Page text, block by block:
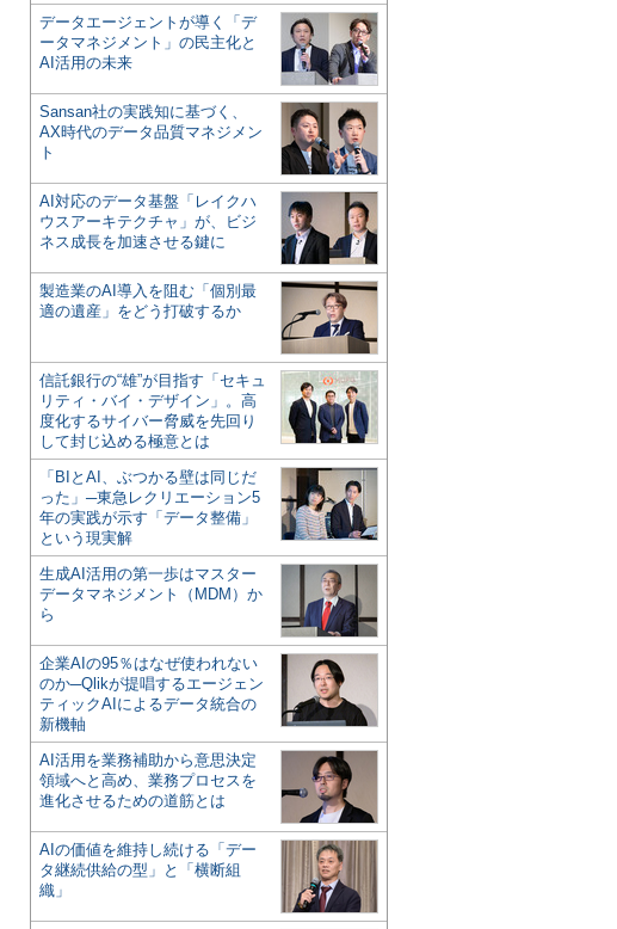
データエージェントが導く「デ
ータマネジメント」の民主化と
AI活用の未来
Sansan社の実践知に基づく、
AX時代のデータ品質マネジメン
ト
AI対応のデータ基盤「レイクハ
ウスアーキテクチャ」が、ビジ
ネス成長を加速させる鍵に
製造業のAI導入を阻む「個別最
適の遺産」をどう打破するか
信託銀行の“雄”が目指す「セキュ
リティ・バイ・デザイン」。高
度化するサイバー脅威を先回り
して封じ込める極意とは
「BIとAI、ぶつかる壁は同じだ
った」─東急レクリエーション5
年の実践が示す「データ整備」
という現実解
生成AI活用の第一歩はマスター
データマネジメント（MDM）か
ら
企業AIの95％はなぜ使われない
のか─Qlikが提唱するエージェン
ティックAIによるデータ統合の
新機軸
AI活用を業務補助から意思決定
領域へと高め、業務プロセスを
進化させるための道筋とは
AIの価値を維持し続ける「デー
タ継続供給の型」と「横断組
織」